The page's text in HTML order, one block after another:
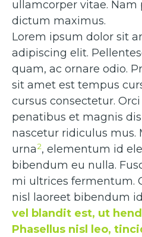
ullamcorper vitae.
dictum maximus.
Lorem ipsum dolor sit
adipiscing elit.
quam, ac ornare odio.
sit amet est tempus
cursus consectetur.
penatibus et magnis
nascetur ridiculus mus.
urna2, elementum id
bibendum eu nulla.
mi ultrices fermentum.
nisl laoreet bibendum
vel blandit est, ut
Phasellus nisl leo,